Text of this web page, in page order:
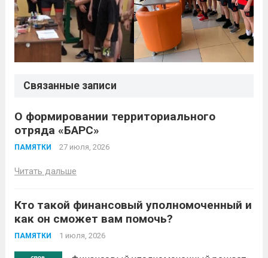
Связанные записи
О формировании территориального
отряда «БАРС»
ПАМЯТКИ 27 июля, 2026
Читать дальше
Кто такой финансовый уполномоченный и
как он сможет вам помочь?
ПАМЯТКИ 1 июля, 2026